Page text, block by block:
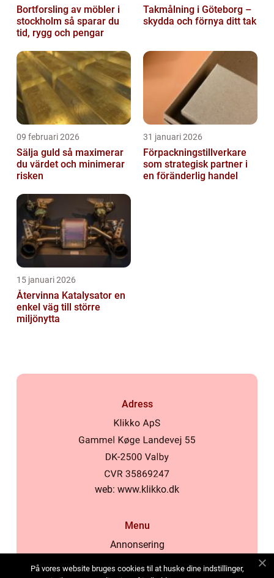
Bortforsling av möbler i
stockholm så sparar du
tid, rygg och pengar
Takmålning i Göteborg –
skydda och förnya ditt tak
09 februari 2026
Sälja guld så maximerar
du värdet och minimerar
risken
31 januari 2026
Förpackningstillverkare
som strategisk partner i
en föränderlig handel
15 januari 2026
Återvinna Katalysator en
enkel väg till större
miljönytta
Adress
web: www.klikko.dk
Menu
Annonsering
På vores website bruges cookies til at huske dine indstillinger,